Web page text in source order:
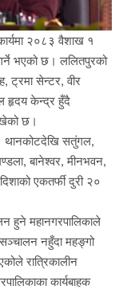
२०८३ वैशाख १
भएको छ। ललितपुरको
ट्रमा सेन्टर, वीर
हृदय केन्द्र हुँदै
छ।
थानकोटदेखि सतुंगल,
बानेश्वर, मीनभवन,
एकतर्फी दुरी २०
हुने महानगरपालिकाले
नहुँदा महङ्गो
रात्रिकालीन
कार्यबाहक